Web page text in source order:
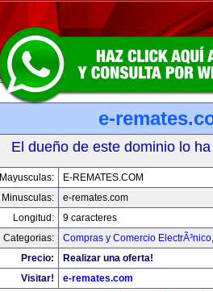
e-
El dueño de este dominio lo
Mayusculas:
E-REMATES.COM
Minusculas:
e-remates.com
Longitud:
9 caracteres
Categorias:
Compras y Comercio ElectrÃ³nico
Precio:
Realizar una oferta!
Visitar!
e-remates.com